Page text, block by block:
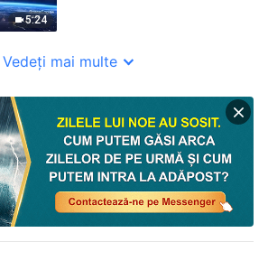
5:24
Vedeți mai multe